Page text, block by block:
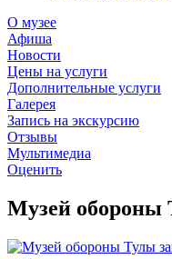
О музее
Афиша
Новости
Цены на услуги
Дополнительные услуги
Галерея
Запись на экскурсию
Отзывы
Мультимедиа
Оценить
Музей обороны